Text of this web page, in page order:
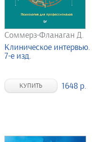
Соммерз-Фланаган Д.
Клиническое интервью.
7-е изд.
КУПИТЬ 1648 р.